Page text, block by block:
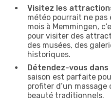
Visitez les
météo pourrait ne
mois à Memmingen,
pour visiter des
des musées, des
historiques.
Détendez-vous dans
saison est parfaite
profiter d’un
beauté traditionnels.